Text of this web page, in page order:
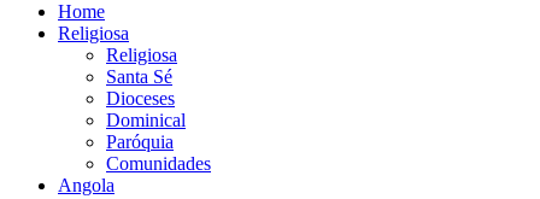
Home
Religiosa
Religiosa
Santa Sé
Dioceses
Dominical
Paróquia
Comunidades
Angola